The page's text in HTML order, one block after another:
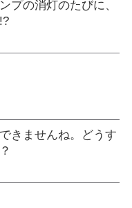
の消灯のたびに、
きませんね。どうす